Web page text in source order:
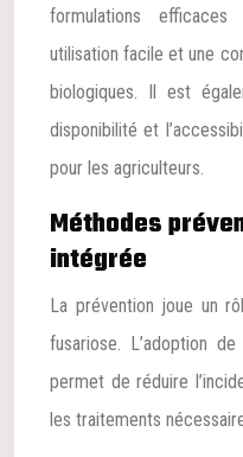
formulations
utilisation facile et une
biologiques. Il est
disponibilité et
pour les agriculteurs.
Méthodes
intégrée
La prévention joue un
fusariose. L’adoption
permet de réduire
les traitements